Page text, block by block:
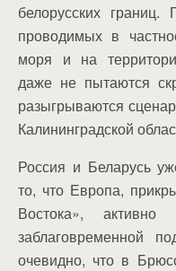
белорусских границ.
проводимых в
моря и на
даже не пытаются
разыгрываются
Калининградской
Россия и Беларусь
то, что Европа,
Востока»,
заблаговременной
очевидно, что в